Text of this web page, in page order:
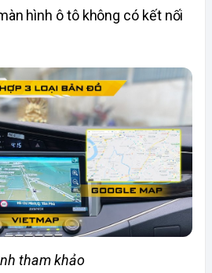
hình ô tô không có kết nối
tham khảo